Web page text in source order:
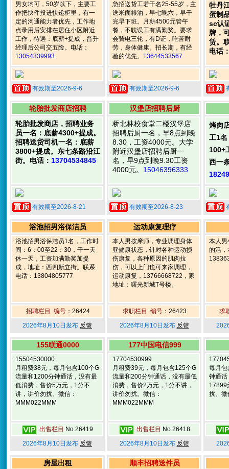
男女均可，50岁以下，主要工
作把快件投进快递柜里，有一
定的沟通能力者优先，工作地
点录用后安排在居住小区附近
工作，待遇：底薪+提成，晋升
经理后公司交五险。电话：
13054339993
有效期至2026-9-6
急招送货工若干名25-55岁，主
送米面粮油，早七晚六，早干
完早下班。月薪4500元管午
餐，不耽误工有满勤奖。要求
会骑电三轮，有D证，吃苦耐
劳，身体健康。招长期，有经
验的优先。 13644533567
有效期至2026-9-6
牡丹
蛋制
sc认
牌，
赁。
电话
轮胎批发商店招聘
轮胎批发商店，招聘业务
员一名：底薪4300+提成。
招聘送货司机一名：底薪
3800+提成。东七条路沿江
街。电话： 13704534845
有效期至2026-8-21
汉堡店招聘后厨
桥北林校食堂二楼汉堡店
招聘后厨一名，早8点到晚
8.30，工资4000元。大学
附近汉堡店招聘后厨一
名，早9点到晚9.30工资
4000元。 15046396333
有效期至2026-8-23
烤肉
工1
100+
西一
浴池招男浴保洁员
浴池招男浴保洁员1名，工作时
间：6：00至22：30，干一天
休一天，工资加满勤奖加提
成，地址：西四新立街。联系
电话：13804805777
招聘栏目 编号： 26424
2026年8月10日发布 反馈
运动康复理疗
本人男按摩师，专业调理身体
亚健康状态，针对各种运动损
伤康复，各种原因的肌肉拉
伤，可以上门也可来家调理，
运动康复，13766668722，家
地址：曙光新城T号楼。
求职栏目 编号： 26423
2026年8月10日发布 反馈
本人男
的活，
求
155联通0000
15504530000
月租费38元，每月包含100个G
流量和1200分钟通话，没有最
低消费，售价5万元，1分不
讲，讲价勿扰。微信：
MMM022MMM
出售栏目 No.26419
2026年8月10日发布 反馈
177中国电信999
17704530999
月租费39元，每月包含125个G
流量和200分钟通话，没有最低
消费，售价2万元，1分不讲，
讲价勿扰。微信：
MMM022MMM
出售栏目 No.26418
2026年8月10日发布 反馈
每月
钟通话
17899
扰。微
房屋出租 顺丰招聘送件员